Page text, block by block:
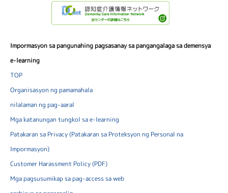
Impormasyon sa pangunahing pagsasanay sa pangangalaga sa demensya
e-learning
TOP
Organisasyon ng pamamahala
nilalaman ng pag-aaral
Mga katanungan tungkol sa e-learning
Patakaran sa Privacy (Patakaran sa Proteksyon ng Personal na
Impormasyon)
Customer Harassment Policy (PDF)
Mga pagsusumikap sa pag-access sa web